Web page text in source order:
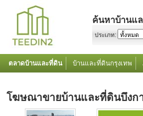
ค้นหาบ้านแ
ประเภท:
ตลาดบ้านและที่ดิน บ้านและที่ดินกรุงเทพ
โฆษณาขายบ้านและที่ดินบึงก